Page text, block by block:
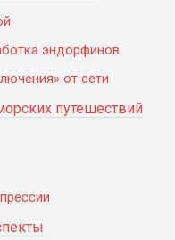
эндорфинов
от сети
путешествий